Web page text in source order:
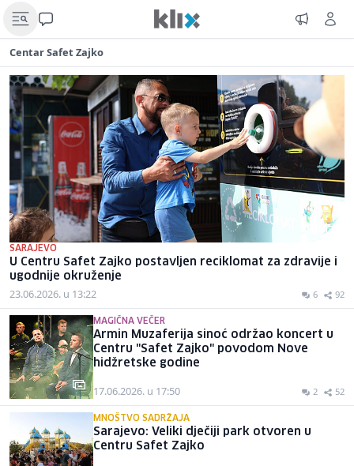
Centar Safet Zajko
SARAJEVO
U Centru Safet Zajko postavljen reciklomat za zdravije i
ugodnije okruženje
23.06.2026. u 13:22 6 92
MAGIČNA VEČER
Armin Muzaferija sinoć održao koncert u
Centru "Safet Zajko" povodom Nove
hidžretske godine
17.06.2026. u 17:50 2 52
MNOŠTVO SADRŽAJA
Sarajevo: Veliki dječiji park otvoren u
Centru Safet Zajko